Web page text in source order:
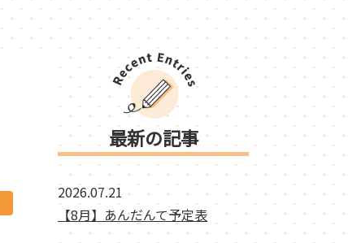
最新の記事
2026.07.21
【8月】あんだんて予定表